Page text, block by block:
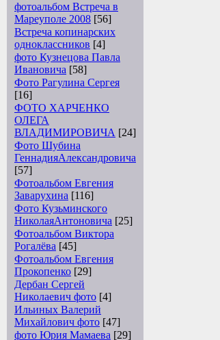
фотоальбом Встреча в
Мареуполе 2008 [56]
Встреча копинарских
одноклассников [4]
фото Кузнецова Павла
Ивановича [58]
Фото Рагулина Сергея
[16]
ФОТО ХАРЧЕНКО
ОЛЕГА
ВЛАДИМИРОВИЧА [24]
Фото Шубина
ГеннадияАлександровича
[57]
Фотоальбом Евгения
Заварухина [116]
Фото Кузьминского
НиколаяАнтоновича [25]
Фотоальбом Виктора
Рогалёва [45]
Фотоальбом Евгения
Прокопенко [29]
Дербан Сергей
Николаевич фото [4]
Ильиных Валерий
Михайлович фото [47]
фото Юрия Мамаева [29]